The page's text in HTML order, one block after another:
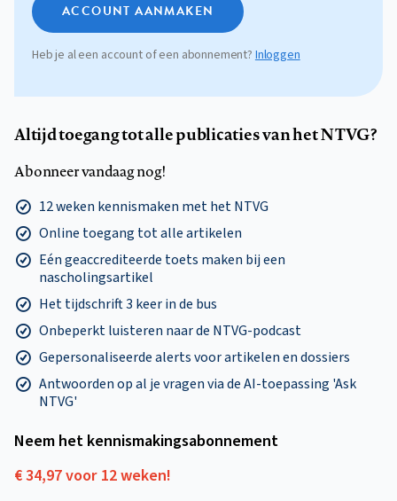
ACCOUNT AANMAKEN
Heb je al een account of een abonnement? Inloggen
Altijd toegang tot alle publicaties van het NTVG?
Abonneer vandaag nog!
12 weken kennismaken met het NTVG
Online toegang tot alle artikelen
Eén geaccrediteerde toets maken bij een
nascholingsartikel
Het tijdschrift 3 keer in de bus
Onbeperkt luisteren naar de NTVG-podcast
Gepersonaliseerde alerts voor artikelen en dossiers
Antwoorden op al je vragen via de AI-toepassing 'Ask
NTVG'
Neem het kennismakings­abonnement
€ 34,97 voor 12 weken!